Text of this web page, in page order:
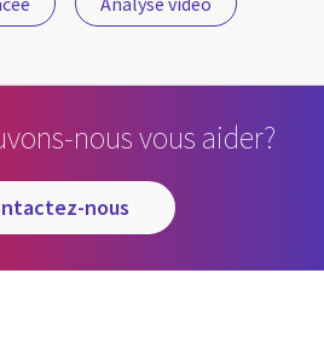
nous vous aider?
nous